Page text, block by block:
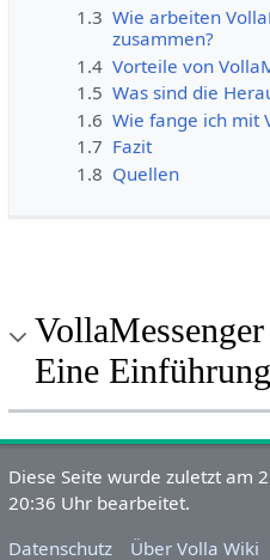
1.3 Wie arbeiten
zusammen?
1.4 Vorteile von
1.5 Was sind die
1.6 Wie fange ich mit
1.7 Fazit
1.8 Quellen
Eine
Diese Seite wurde zuletzt am
20:36 Uhr bearbeitet.
Datenschutz
Über Volla Wiki